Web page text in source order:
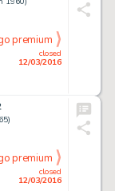
closed
12/03/2016
premium
closed
12/03/2016
premium